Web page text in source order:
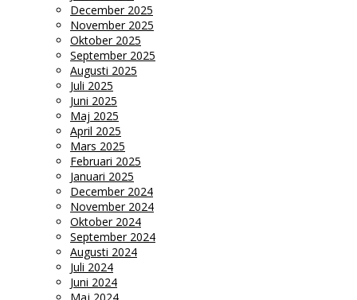
December 2025
November 2025
Oktober 2025
September 2025
Augusti 2025
Juli 2025
Juni 2025
Maj 2025
April 2025
Mars 2025
Februari 2025
Januari 2025
December 2024
November 2024
Oktober 2024
September 2024
Augusti 2024
Juli 2024
Juni 2024